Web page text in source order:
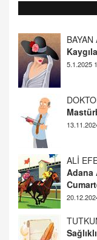
ALİ
Adana